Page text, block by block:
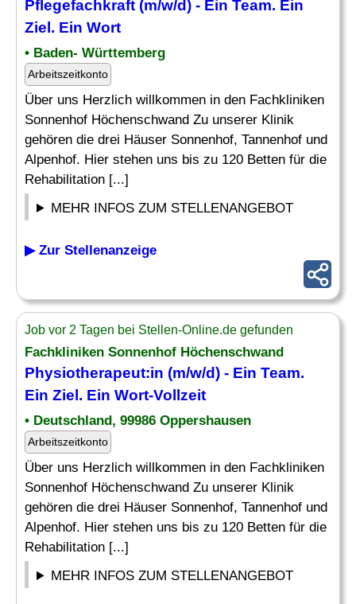
Pflegefachkraft (m/w/d) - Ein Team. Ein
Ziel . Ein Wort
• Baden- Württemberg
Arbeitszeitkonto
Über uns Herzlich willkommen in den Fachkliniken
Sonnenhof Höchenschwand Zu unserer Klinik
gehören die drei Häuser Sonnenhof, Tannenhof und
Alpenhof. Hier stehen uns bis zu 120 Betten für die
Rehabilitation [...]
MEHR INFOS ZUM STELLENANGEBOT
▶ Zur Stellenanzeige
Job vor 2 Tagen bei Stellen-Online.de gefunden
Fachkliniken Sonnenhof Höchenschwand
Physiotherapeut:in (m/w/d) - Ein Team.
Ein Ziel . Ein Wort-Vollzeit
• Deutschland, 99986 Oppershausen
Arbeitszeitkonto
Über uns Herzlich willkommen in den Fachkliniken
Sonnenhof Höchenschwand Zu unserer Klinik
gehören die drei Häuser Sonnenhof, Tannenhof und
Alpenhof. Hier stehen uns bis zu 120 Betten für die
Rehabilitation [...]
MEHR INFOS ZUM STELLENANGEBOT